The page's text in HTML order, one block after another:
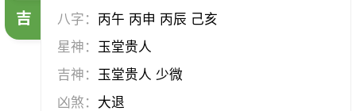
吉
八字： 丙午 丙申 丙辰 己亥
星神： 玉堂贵人
吉神： 玉堂贵人 少微
凶煞： 大退